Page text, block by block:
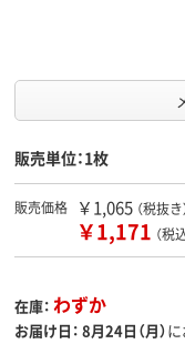
販売単位：1枚
販売価格 ￥1,065 （税抜き
￥1,171 （税
在庫： わずか
お届け日： 8月24日（月）